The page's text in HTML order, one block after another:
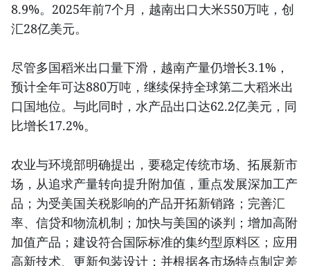
8.9%。2025年前7个月，越南出口大米550万吨，创
汇28亿美元。
尽管多国稻米出口量下滑，越南产量仍增长3.1%，
预计全年可达880万吨，继续保持全球第二大稻米出
口国地位。与此同时，水产品出口达62.2亿美元，同
比增长17.2%。
农业与环境部明确提出，要稳定传统市场、拓展新市
场，从追求产量转向提升附加值，重点发展深加工产
品；为受美国关税影响的产品开拓新销路；完善汇
率、信贷和物流机制；加快与美国的谈判；增加高附
加值产品；建设符合国际标准的集约型原料区；应用
高新技术、更新包装设计；并根据各市场特点制定差